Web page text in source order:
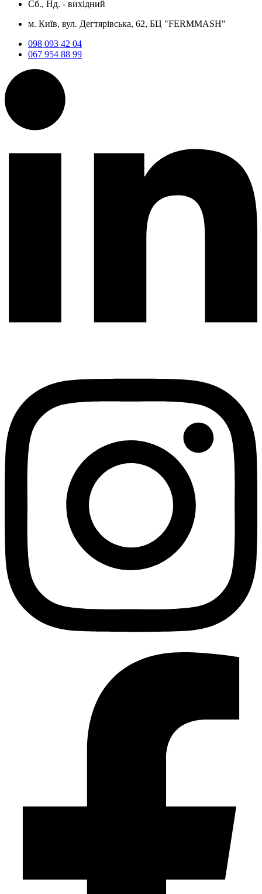
Сб., Нд. - вихідний
м. Київ, вул. Дегтярівська, 62, БЦ "FERMMASH"
098 093 42 04
067 954 88 99